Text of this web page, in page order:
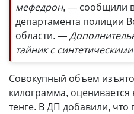
мефедрон, — сообщили
департамента полиции
области. —
тайник с
Совокупный объем
килограмма,
тенге. В ДП добавили,